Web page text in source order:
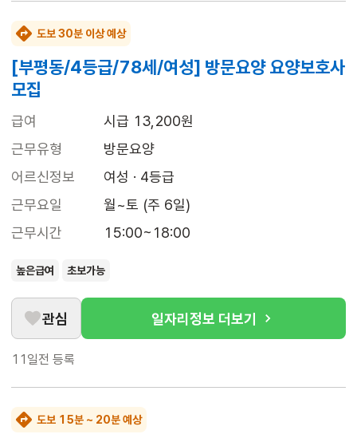
도보 30분 이상 예상
[부평동/4등급/78세/여성] 방문요양 요양보호사
모집
급여
시급 13,200원
근무유형
방문요양
어르신정보
여성 · 4등급
근무요일
월~토 (주 6일)
근무시간
15:00~18:00
높은급여 초보가능
관심 일자리정보 더보기
11일전 등록
도보 15분 ~ 20분 예상